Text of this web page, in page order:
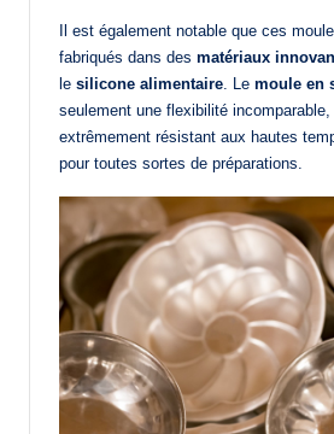
Il est également notable que ces
fabriqués dans des matériaux
le silicone alimentaire . Le moule en
seulement une flexibilité
extrêmement résistant aux hautes
pour toutes sortes de préparations.